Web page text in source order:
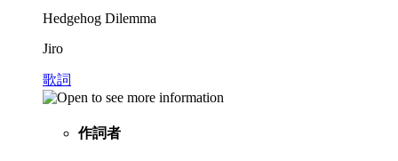
Hedgehog Dilemma
Jiro
歌詞
作詞者